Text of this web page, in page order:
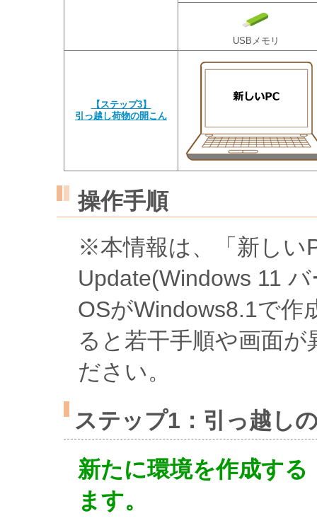
USBメモリ
【ステップ3】
引っ越し荷物の開こん
操作手順
※本情報は、「新しい
Update(Windows 11
OSがWindows8.1で作
ると若干手順や画面
ださい。
ステップ1：引っ越し
新たに環境を作成す
ます。